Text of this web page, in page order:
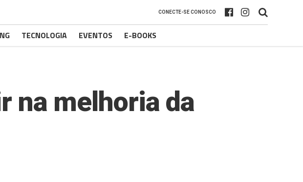
CONECTE-SE CONOSCO
TECNOLOGIA EVENTOS E-BOOKS
na melhoria da